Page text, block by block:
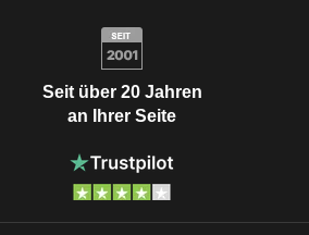
Seit über 20 Jahren
an Ihrer Seite